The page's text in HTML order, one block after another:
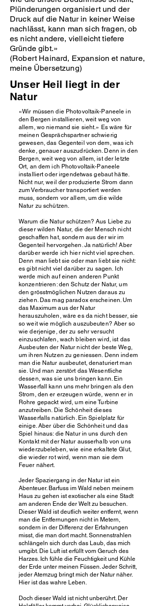
Plünderungen organisiert und der
Druck auf die Natur in keiner Weise
nachlässt, kann man sich fragen, ob
es nicht andere, vielleicht tiefere
Gründe gibt.»
(Robert Hainard, Expansion et nature,
meine Übersetzung)
Unser Heil liegt in der
Natur
«Wir müssen die Photovoltaik-Paneele in
den Bergen installieren, weit weg von
allem, wo niemand sie sieht.» Es wäre für
meinen Gesprächspartner schwierig
gewesen, das Gegenteil von dem, was ich
denke, genauer auszudrücken. Denn in den
Bergen, weit weg von allem, ist der letzte
Ort, an dem ich Photovoltaik-Paneele
installiert oder irgendetwas gebaut hätte.
Nicht nur, weil der produzierte Strom dann
zum Verbraucher transportiert werden
muss, sondern vor allem, um die wilde
Natur zu schützen.
Warum die Natur schützen? Aus Liebe zu
dieser wilden Natur, die der Mensch nicht
geschaffen hat, sondern aus der wir im
Gegenteil hervorgehen. Ja natürlich! Aber
darüber werde ich hier nicht viel sprechen.
Denn man liebt sie oder man liebt sie nicht:
es gibt nicht viel darüber zu sagen. Ich
werde mich auf einen anderen Punkt
konzentrieren: den Schutz der Natur, um
den grösstmöglichen Nutzen daraus zu
ziehen. Das mag paradox erscheinen. Um
das Maximum aus der Natur
herauszuholen, wäre es da nicht besser, sie
so weit wie möglich auszubeuten? Aber so
wie derjenige, der zu sehr versucht
einzuschlafen, wach bleiben wird, ist das
Ausbeuten der Natur nicht der beste Weg,
um ihren Nutzen zu geniessen. Denn indem
man die Natur ausbeutet, denaturiert man
sie. Und man zerstört das Wesentliche
dessen, was sie uns bringen kann. Ein
Wasserfall kann uns mehr bringen als den
Strom, den er erzeugen würde, wenn er in
Rohre gepackt wird, um eine Turbine
anzutreiben. Die Schönheit dieses
Wasserfalls natürlich. Ein Spielplatz für
einige. Aber über die Schönheit und das
Spiel hinaus: die Natur in uns durch den
Kontakt mit der Natur ausserhalb von uns
wiederzubeleben, wie eine erkaltete Glut,
die wieder rot wird, wenn man sie dem
Feuer nähert.
Jeder Spaziergang in der Natur ist ein
Abenteuer. Barfuss im Wald neben meinem
Haus zu gehen ist exotischer als eine Stadt
am anderen Ende der Welt zu besuchen.
Dieser Wald ist deutlich weiter entfernt, wenn
man die Entfernungen nicht in Metern,
sondern in der Differenz der Erfahrungen
misst, die man dort macht. Sonnenstrahlen
schlängeln sich durch das Laub, das mich
umgibt. Die Luft ist erfüllt vom Geruch des
Harzes. Ich fühle die Feuchtigkeit und Kühle
der Erde unter meinen Füssen. Jeder Schritt,
jeder Atemzug bringt mich der Natur näher.
Hier ist das wahre Leben.
Doch dieser Wald ist nicht unberührt. Der